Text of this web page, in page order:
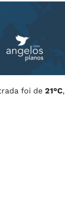
foi de 21°C,